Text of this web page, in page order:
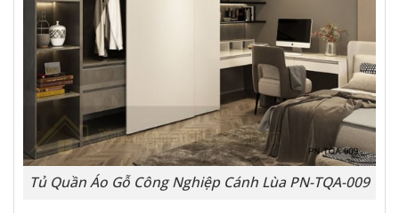
Tủ Quần Áo Gỗ Công Nghiệp Cánh Lùa PN-TQA-009